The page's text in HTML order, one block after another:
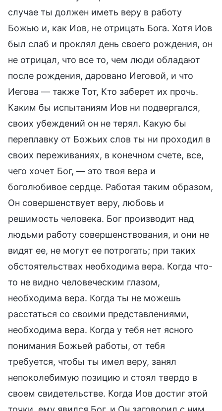
случае ты должен иметь веру в работу
Божью и, как Иов, не отрицать Бога. Хотя Иов
был слаб и проклял день своего рождения, он
не отрицал, что все то, чем люди обладают
после рождения, даровано Иеговой, и что
Иегова — также Тот, Кто заберет их прочь.
Каким бы испытаниям Иов ни подвергался,
своих убеждений он не терял. Какую бы
переплавку от Божьих слов ты ни проходил в
своих переживаниях, в конечном счете, все,
чего хочет Бог, — это твоя вера и
боголюбивое сердце. Работая таким образом,
Он совершенствует веру, любовь и
решимость человека. Бог производит над
людьми работу совершенствования, и они не
видят ее, не могут ее потрогать; при таких
обстоятельствах необходима вера. Когда что-
то не видно человеческим глазом,
необходима вера. Когда ты не можешь
расстаться со своими представлениями,
необходима вера. Когда у тебя нет ясного
понимания Божьей работы, от тебя
требуется, чтобы ты имел веру, занял
непоколебимую позицию и стоял твердо в
своем свидетельстве. Когда Иов достиг этой